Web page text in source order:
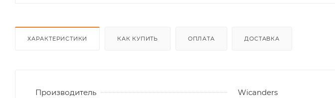
ХАРАКТЕРИСТИКИ КАК КУПИТЬ ОПЛАТА ДОСТАВКА
Производитель
Wicanders